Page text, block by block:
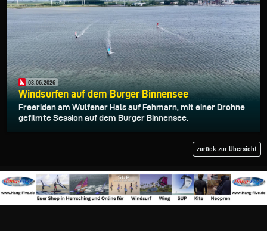
03.06.2026
Windsurfen auf dem Burger Binnensee
Freeriden am Wulfener Hals auf Fehmarn, mit einer Drohne
gefilmte Session auf dem Burger Binnensee.
zurück zur Übersicht